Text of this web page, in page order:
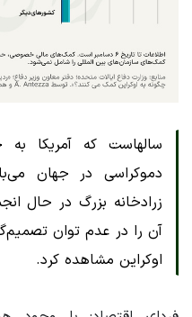
سالهاست که آمریکا
دموکراسی در جهان
زرادخانه بزرگ در حال
آن را در عدم توان
اوکراین مشاهده کرد.